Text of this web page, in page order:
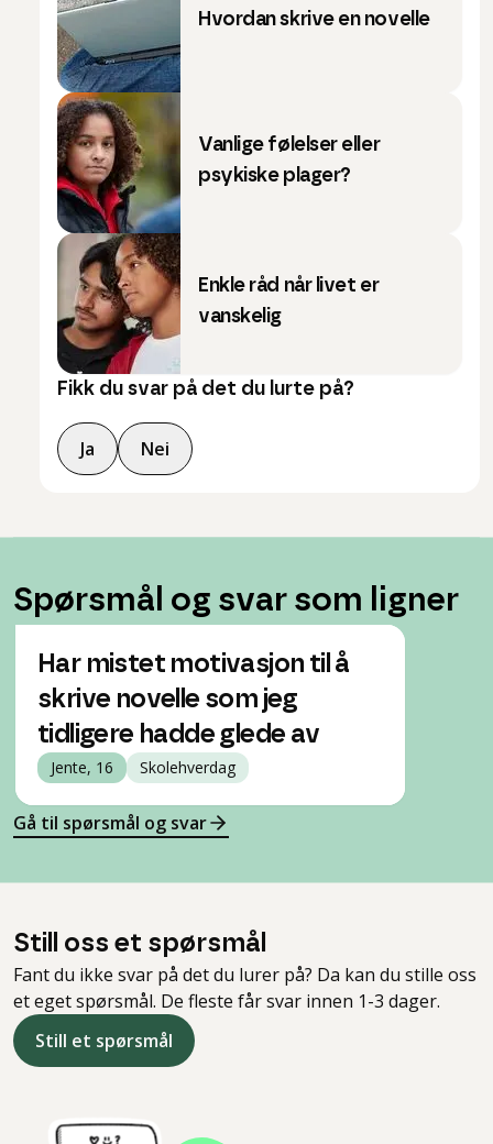
Hvordan skrive en novelle
Vanlige følelser eller
psykiske plager?
Enkle råd når livet er
vanskelig
Fikk du svar på det du lurte på?
Ja Nei
Spørsmål og svar som ligner
Har mistet motivasjon til å
skrive novelle som jeg
tidligere hadde glede av
Jente, 16 Skolehverdag
Gå til spørsmål og svar
Still oss et spørsmål
Fant du ikke svar på det du lurer på? Da kan du stille oss
et eget spørsmål. De fleste får svar innen 1-3 dager.
Still et spørsmål